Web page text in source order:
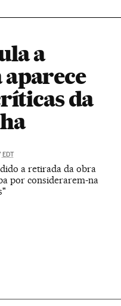
a
da
EDT
a retirada da obra
por considerarem-na